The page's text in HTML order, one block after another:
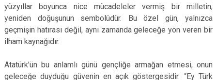
yüzyıllar boyunca nice mücadeleler vermiş bir milletin,
yeniden doğuşunun sembolüdür. Bu özel gün, yalnızca
geçmişin hatırası değil, aynı zamanda geleceğe yön veren bir
ilham kaynağıdır.
Atatürk’ün bu anlamlı günü gençliğe armağan etmesi, onun
geleceğe duyduğu güvenin en açık göstergesidir. “Ey Türk